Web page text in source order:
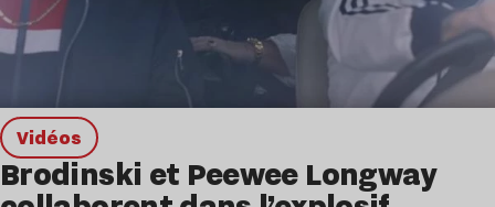
Vidéos
Brodinski et Peewee Longway